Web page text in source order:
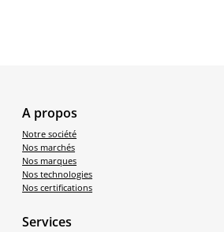
A propos
Notre société
Nos marchés
Nos marques
Nos technologies
Nos certifications
Services